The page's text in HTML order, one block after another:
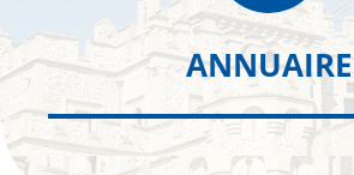
ANNUAIRE